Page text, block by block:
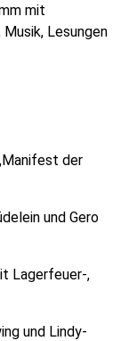
mit
Lesungen
der
und Gero
Lagerfeuer-,
und Lindy-